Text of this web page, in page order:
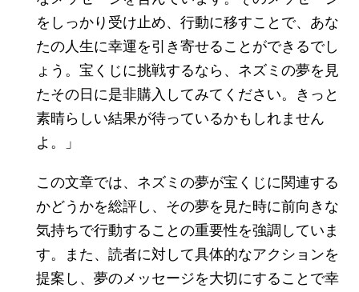
をしっかり受け止め、行動に移すことで、あな
たの人生に幸運を引き寄せることができるでし
ょう。宝くじに挑戦するなら、ネズミの夢を見
たその日に是非購入してみてください。きっと
素晴らしい結果が待っているかもしれません
よ。」
この文章では、ネズミの夢が宝くじに関連する
かどうかを総評し、その夢を見た時に前向きな
気持ちで行動することの重要性を強調していま
す。また、読者に対して具体的なアクションを
提案し、夢のメッセージを大切にすることで幸